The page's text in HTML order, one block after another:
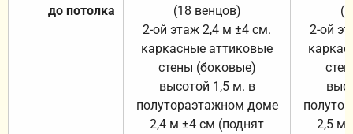
до потолка
(18 венцов)
2-ой этаж 2,4 м ±4 см.
каркасные аттиковые
стены (боковые)
высотой 1,5 м. в
полутораэтажном доме
2,4 м ±4 см (поднят
2-ой
2,5 м